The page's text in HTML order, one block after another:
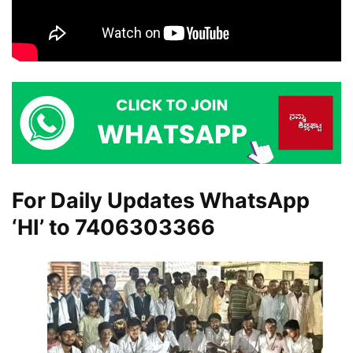
For Daily Updates WhatsApp
‘HI’ to 7406303366